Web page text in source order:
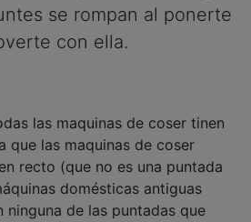
se rompan al ponerte
con ella.
las maquinas de coser tinen
que las maquinas de coser
recto (que no es una puntada
domésticas antiguas
ninguna de las puntadas que